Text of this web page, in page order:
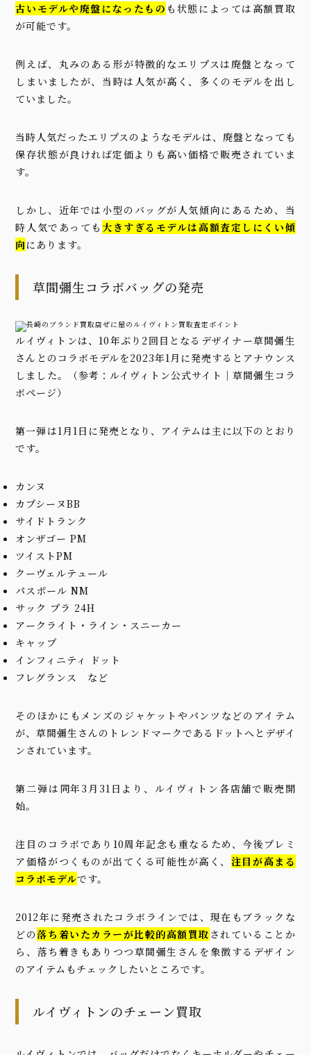
古いモデルや廃盤になったもの も状態によっては高額買取
が可能です。
例えば、丸みのある形が特徴的なエリプスは廃盤となって
しまいましたが、当時は人気が高く、多くのモデルを出し
ていました。
当時人気だったエリプスのようなモデルは、廃盤となっても
保存状態が良ければ定価よりも高い価格で販売されていま
す。
しかし、近年では小型のバッグが人気傾向にあるため、当
時人気であっても 大きすぎるモデルは高額査定しにくい傾
向にあります。
草間彌生コラボバッグの発売
ルイヴィトンは、10年ぶり2回目となるデザイナー草間彌生
さんとのコラボモデルを2023年1月に発売するとアナウンス
しました。（参考： ルイヴィトン公式サイト｜草間彌生コラ
ボページ）
第一弾は1月1日に発売となり、アイテムは主に以下のとおり
です。
カンヌ
カプシーヌBB
サイドトランク
オンザゴー PM
ツイストPM
クーヴェルテュール
パスポール NM
サック プラ 24H
アークライト・ライン・スニーカー
キャップ
インフィニティ ドット
フレグランス など
そのほかにもメンズのジャケットやパンツなどのアイテム
が、草間彌生さんのトレンドマークであるドットへとデザイ
ンされています。
第二弾は同年3月31日より、ルイヴィトン各店舗で販売開
始。
注目のコラボであり10周年記念も重なるため、今後プレミ
ア価格がつくものが出てくる可能性が高く、 注目が高まる
コラボモデルです。
2012年に発売されたコラボラインでは、現在もブラックな
どの落ち着いたカラーが比較的高額買取 されていることか
ら、落ち着きもありつつ草間彌生さんを象徴するデザイン
のアイテムもチェックしたいところです。
ルイヴィトンのチェーン買取